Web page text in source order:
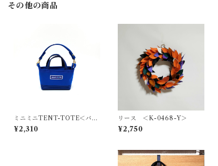
その他の商品
ミニミニTENT-TOTE＜バッ
グチャーム＞K-0514
¥2,310
リース ＜K-0468-Y＞
¥2,750